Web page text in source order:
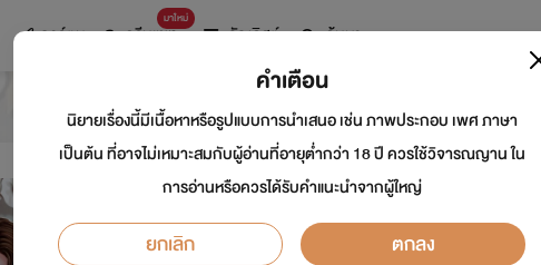
การ์ตูน
มาใหม่
ดรีมแชท ธัญลิสต์ ค้นหา
ซ่อนกลิ่นรัก [ Love
นักเขียน:Cottonwild
Y
คำเตือน
นิยายเรื่องนี้มีเนื้อหาหรือรูปแบบการนำเสนอ เช่น ภาพประกอบ เพศ ภาษา
เป็นต้น ที่อาจไม่เหมาะสมกับผู้อ่านที่อายุต่ำกว่า 18 ปี ควรใช้วิจารณญาน ใน
การอ่านหรือควรได้รับคำแนะนำจากผู้ใหญ่
ยกเลิก ตกลง